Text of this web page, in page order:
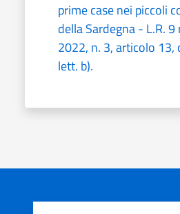
prime case nei piccoli
della Sardegna - L.R. 9
2022, n. 3, articolo 13,
lett. b).